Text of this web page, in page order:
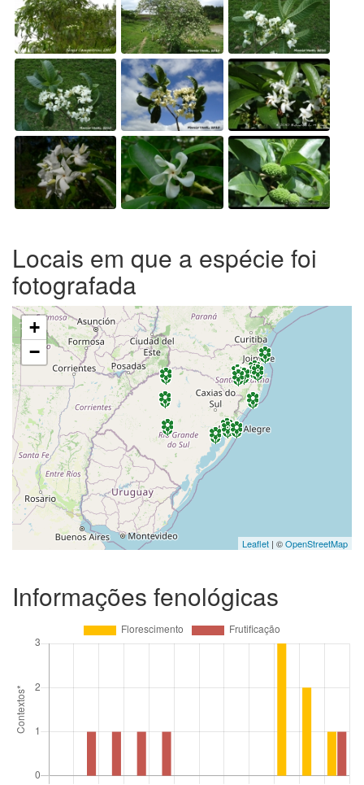
Locais em que a espécie foi
fotografada
+
−
Leaflet | ©OpenStreetMap
Informações fenológicas